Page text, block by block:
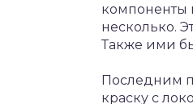
компоненты
несколько.
Также ими
Последним
краску с